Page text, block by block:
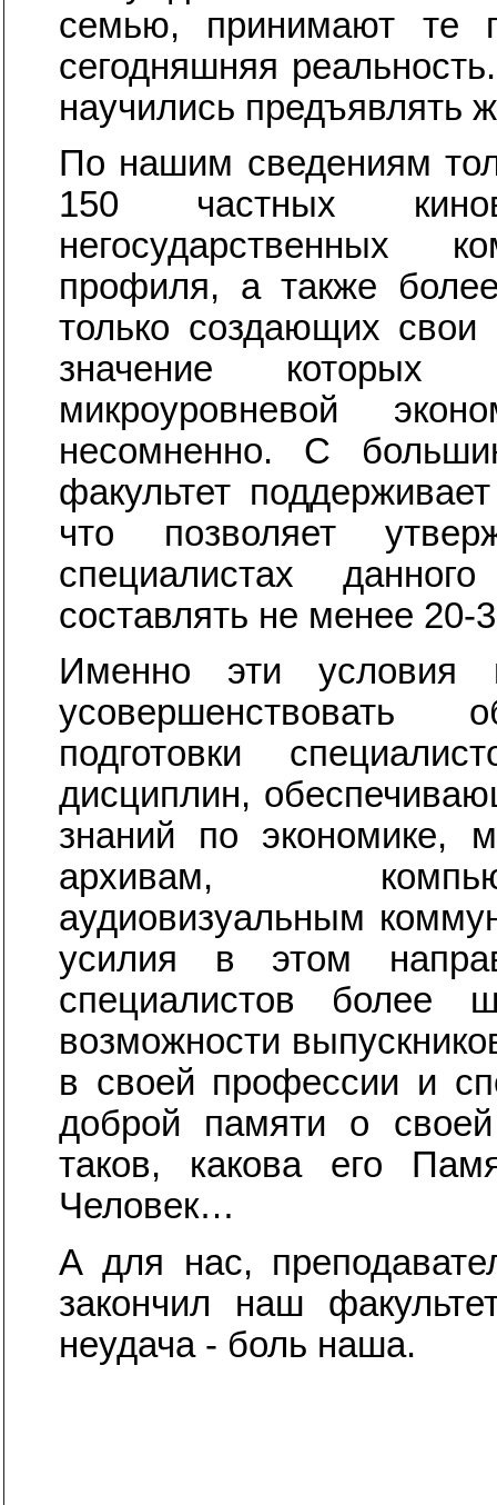
семью, принимают те
сегодняшняя
научились предъявлять
По нашим сведениям
150 частных
негосударственных
профиля, а также
только создающих свои
значение которых
микроуровневой
несомненно. С
факультет
что позволяет
специалистах
составлять не менее 20-
Именно эти
усовершенствовать
подготовки
дисциплин,
знаний по экономике,
архивам,
аудиовизуальным
усилия в этом
специалистов более
возможности
в своей профессии и
доброй памяти о
таков, какова его
Человек…
А для нас,
закончил наш
неудача - боль наша.